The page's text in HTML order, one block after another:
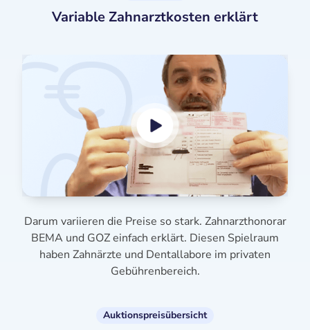
Variable Zahnarztkosten erklärt
Darum variieren die Preise so stark. Zahnarzthonorar
BEMA und GOZ einfach erklärt. Diesen Spielraum
haben Zahnärzte und Dentallabore im privaten
Gebührenbereich.
Auktionspreisübersicht